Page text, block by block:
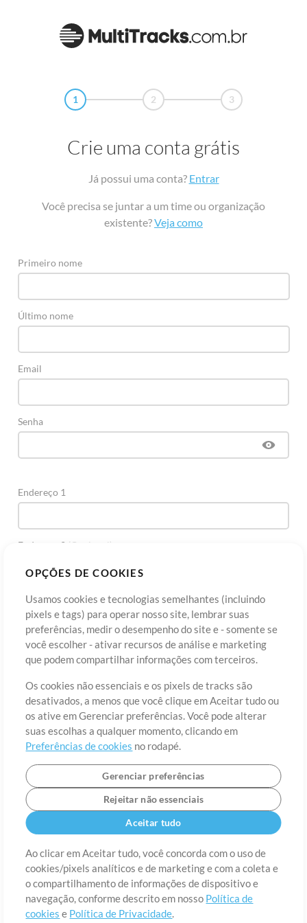
OPÇÕES DE COOKIES
Usamos cookies e tecnologias semelhantes (incluindo
pixels e tags) para operar nosso site, lembrar suas
preferências, medir o desempenho do site e - somente se
você escolher - ativar recursos de análise e marketing
que podem compartilhar informações com terceiros.
Os cookies não essenciais e os pixels de tracks são
desativados, a menos que você clique em Aceitar tudo ou
os ative em Gerenciar preferências. Você pode alterar
suas escolhas a qualquer momento, clicando em
Preferências de cookies no rodapé.
Gerenciar preferências
Rejeitar não essenciais
Aceitar tudo
Ao clicar em Aceitar tudo, você concorda com o uso de
cookies/pixels analíticos e de marketing e com a coleta e
o compartilhamento de informações de dispositivo e
navegação, conforme descrito em nosso Política de
cookies e Política de Privacidade.
1 2 3
Crie uma conta grátis
Já possui uma conta? Entrar
Você precisa se juntar a um time ou organização
existente?Veja como
Primeiro nome
Último nome
Email
Senha
Endereço 1
Endereço 2 (Opcional)
Cidade
País CEP
Estado Idioma
Sobre Termos de Uso Política de Privacidade
Preferências de
cookies
Contato
©2006-2026 por MultiTracks LLC. Todos os Direitos Reservados.